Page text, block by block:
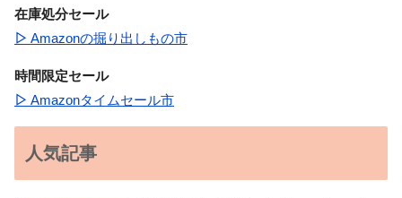
在庫処分セール
▷ Amazonの掘り出しもの市
時間限定セール
▷ Amazonタイムセール市
人気記事